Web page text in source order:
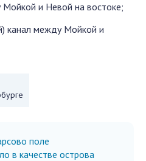
и Невой на востоке;
канал между Мойкой и
поле
в качестве острова